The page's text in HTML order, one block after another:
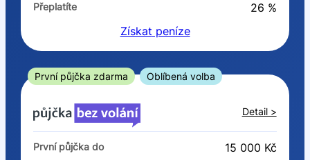
Ve zkušebce
ano
ne
V exekuci
ano
ne
Přeplatíte
26 %
Získat peníze
První půjčka zdarma Oblíbená volba
Detail >
První půjčka do 15 000 Kč